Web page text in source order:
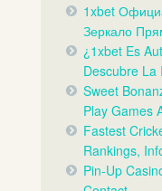
1xbet
Зеркало
¿1xbet Es
Descubre La
Sweet
Play Games
Fastest
Rankings,
Pin-Up